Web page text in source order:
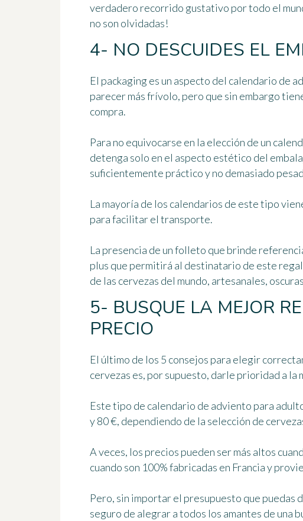
verdadero recorrido gustativo por todo el
no son olvidadas!
4- NO DESCUIDES EL
El packaging es un aspecto del calendario de
parecer más frívolo, pero que sin embargo
compra.
Para no equivocarse en la elección de un
detenga solo en el aspecto estético del
suficientemente práctico y no demasiado
La mayoría de los calendarios de este tipo
para facilitar el transporte.
La presencia de un folleto que brinde
plus que permitirá al destinatario de este
de las cervezas del mundo, artesanales,
5- BUSQUE LA MEJOR
PRECIO
El último de los 5 consejos para elegir
cervezas es, por supuesto, darle prioridad a
Este tipo de calendario de adviento para
y 80 €, dependiendo de la selección de
A veces, los precios pueden ser más altos
cuando son 100% fabricadas en Francia y
Pero, sin importar el presupuesto que puedas
seguro de alegrar a todos los amantes de una